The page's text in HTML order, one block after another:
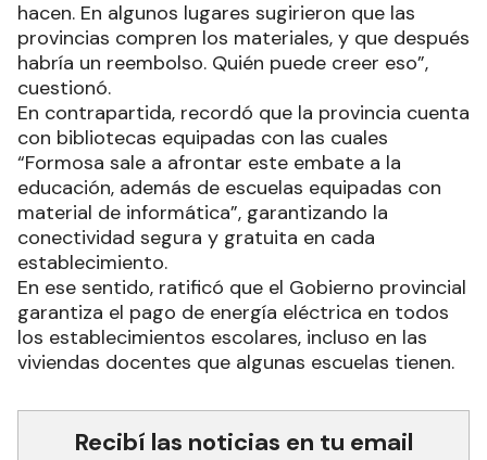
hacen. En algunos lugares sugirieron que las
provincias compren los materiales, y que después
habría un reembolso. Quién puede creer eso”,
cuestionó.
En contrapartida, recordó que la provincia cuenta
con bibliotecas equipadas con las cuales
“Formosa sale a afrontar este embate a la
educación, además de escuelas equipadas con
material de informática”, garantizando la
conectividad segura y gratuita en cada
establecimiento.
En ese sentido, ratificó que el Gobierno provincial
garantiza el pago de energía eléctrica en todos
los establecimientos escolares, incluso en las
viviendas docentes que algunas escuelas tienen.
Recibí las noticias en tu email